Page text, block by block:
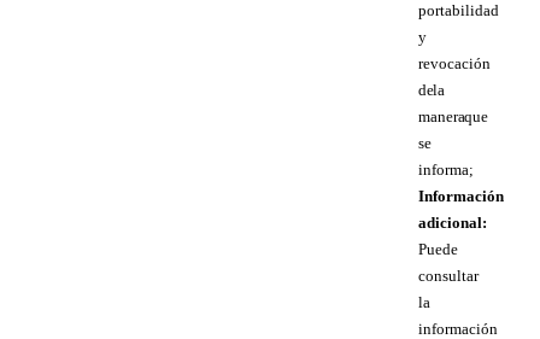
portabilidad
y
revocación
de la
manera que
se
informa;
Información
adicional:
Puede
consultar
la
información